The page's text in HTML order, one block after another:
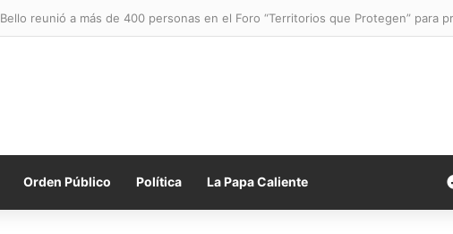
Bello reunió a más de 400 personas en el Foro “Territorios que Protegen” para
Orden Público Política La Papa Caliente